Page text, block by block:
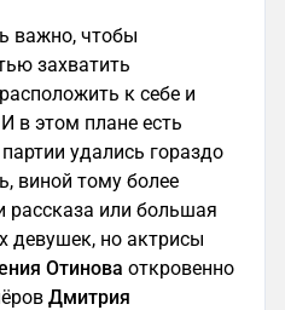
важно, чтобы
захватить
к себе и
в этом плане есть
удались гораздо
виной тому более
рассказа или большая
девушек, но актрисы
Отинова откровенно
Дмитрия